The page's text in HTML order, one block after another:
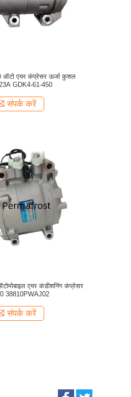
ऑटो एयर कंप्रेसर ऊर्जा कुशल
GDK4-61-450
संपर्क करें
एयर कंडीशनिंग कंप्रेसर
38810PWAJ02
संपर्क करें